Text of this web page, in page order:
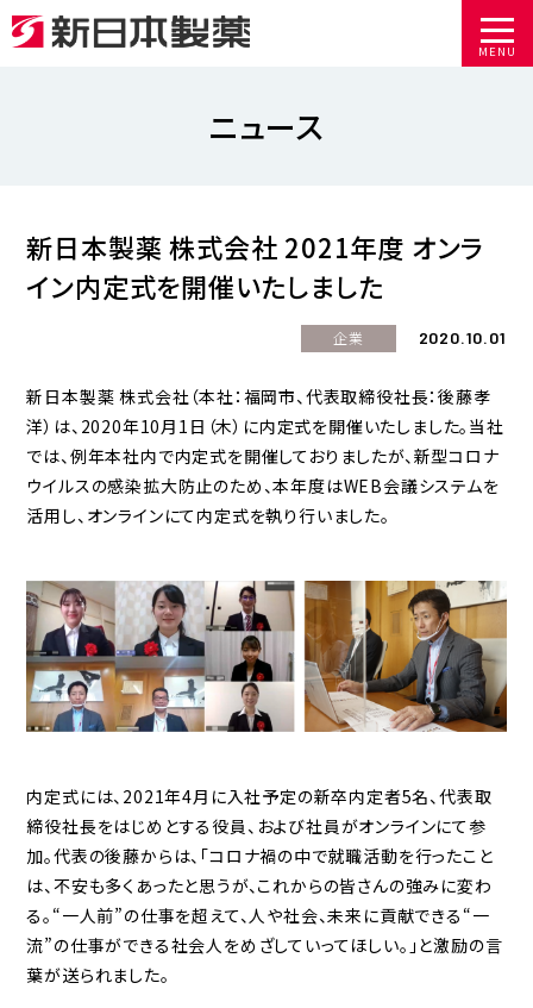
MENU
ニュース
新日本製薬 株式会社 2021年度 オンラ
イン内定式を開催いたしました
企業 2020.10.01
新日本製薬 株式会社（本社：福岡市、代表取締役社長：後藤孝
洋）は、2020年10月1日（木）に内定式を開催いたしました。当社
では、例年本社内で内定式を開催しておりましたが、新型コロナ
ウイルスの感染拡大防止のため、本年度はWEB会議システムを
活用し、オンラインにて内定式を執り行いました。
内定式には、2021年4月に入社予定の新卒内定者5名、代表取
締役社長をはじめとする役員、および社員がオンラインにて参
加。代表の後藤からは、「コロナ禍の中で就職活動を行ったこと
は、不安も多くあったと思うが、これからの皆さんの強みに変わ
る。“一人前”の仕事を超えて、人や社会、未来に貢献できる“一
流”の仕事ができる社会人をめざしていってほしい。」と激励の言
葉が送られました。